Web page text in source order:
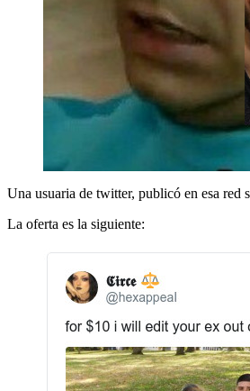
Una usuaria de twitter, publicó en esa red
La oferta es la siguiente: